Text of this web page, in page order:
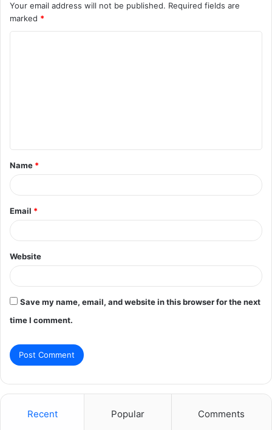
Your email address will not be published. Required fields are
marked *
t
*
Name *
Email *
Website
Save my name, email, and website in this browser for the next
time I comment.
Recent Popular Comments